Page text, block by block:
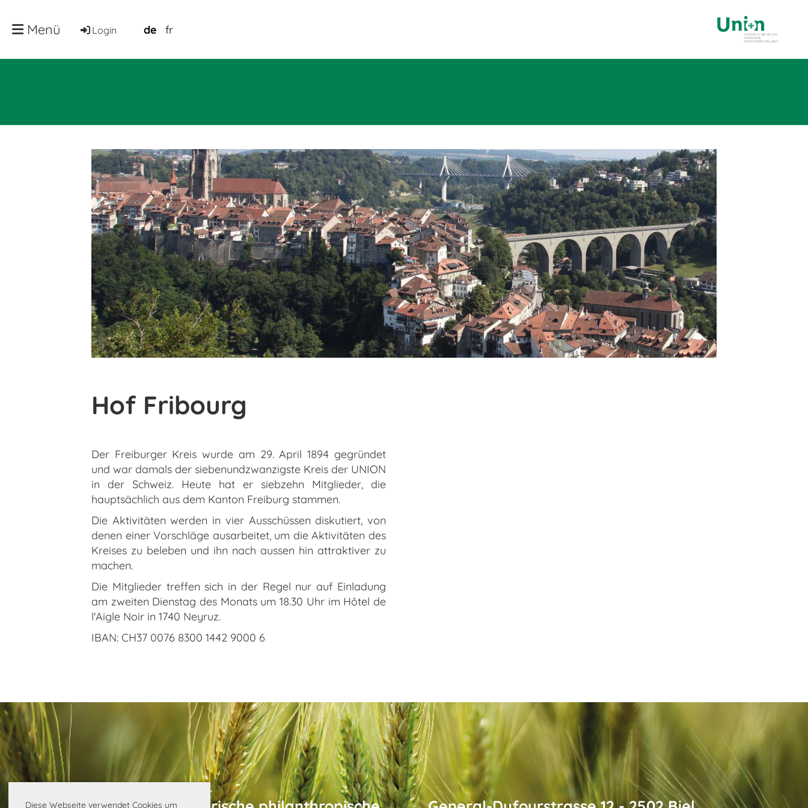
Diese Webseite verwendet Cookies um
Login de fr
Menü
Hof Fribourg
Der Freiburger Kreis wurde am 29. April 1894 gegründet
und war damals der siebenundzwanzigste Kreis der UNION
in der Schweiz. Heute hat er siebzehn Mitglieder, die
hauptsächlich aus dem Kanton Freiburg stammen.
Die Aktivitäten werden in vier Ausschüssen diskutiert, von
denen einer Vorschläge ausarbeitet, um die Aktivitäten des
Kreises zu beleben und ihn nach aussen hin attraktiver zu
machen.
Die Mitglieder treffen sich in der Regel nur auf Einladung
am zweiten Dienstag des Monats um 18.30 Uhr im Hôtel de
l'Aigle Noir in 1740 Neyruz.
IBAN: CH37 0076 8300 1442 9000 6